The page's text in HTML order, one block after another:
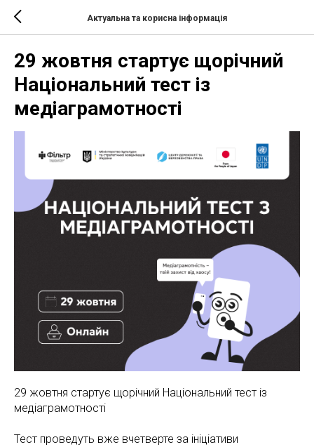
Актуальна та корисна інформація
29 жовтня стартує щорічний
Національний тест із
медіаграмотності
29 жовтня стартує щорічний Національний тест із
медіаграмотності
Тест проведуть вже вчетверте за ініціативи